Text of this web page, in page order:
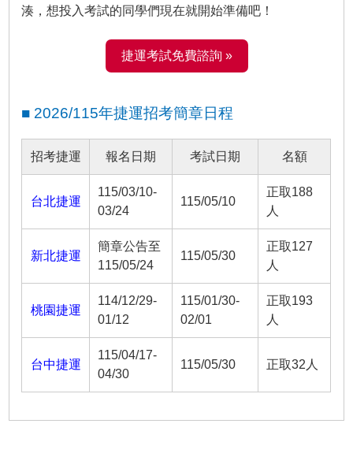
湊，想投入考試的同學們現在就開始準備吧！
捷運考試免費諮詢 »
■ 2026/115年捷運招考簡章日程
招考捷運 報名日期 考試日期 名額
台北捷運
115/03/10-
03/24
115/05/10
正取188
人
新北捷運
簡章公告至
115/05/24
115/05/30
正取127
人
桃園捷運
114/12/29-
01/12
115/01/30-
02/01
正取193
人
台中捷運
115/04/17-
04/30
115/05/30 正取32人